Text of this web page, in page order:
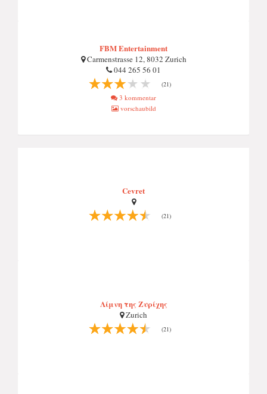
FBM Entertainment
Carmenstrasse 12, 8032 Zurich
044 265 56 01
(21)
3 kommentar
vorschaubild
Cevret
(21)
Λίμνη της Ζυρίχης
Zurich
(21)